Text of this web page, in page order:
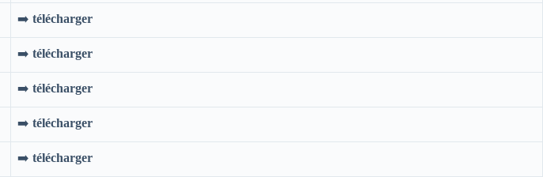
➡️ télécharger
➡️ télécharger
➡️ télécharger
➡️ télécharger
➡️ télécharger